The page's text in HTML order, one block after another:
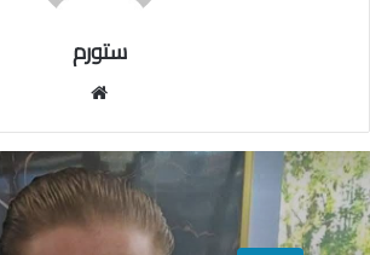
ستورم
الوي
ب